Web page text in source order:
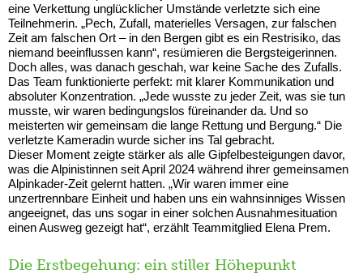
eine Verkettung unglücklicher Umstände verletzte sich eine
Teilnehmerin. „Pech, Zufall, materielles Versagen, zur falschen
Zeit am falschen Ort – in den Bergen gibt es ein Restrisiko, das
niemand beeinflussen kann“, resümieren die Bergsteigerinnen.
Doch alles, was danach geschah, war keine Sache des Zufalls.
Das Team funktionierte perfekt: mit klarer Kommunikation und
absoluter Konzentration. „Jede wusste zu jeder Zeit, was sie tun
musste, wir waren bedingungslos füreinander da. Und so
meisterten wir gemeinsam die lange Rettung und Bergung.“ Die
verletzte Kameradin wurde sicher ins Tal gebracht.
Dieser Moment zeigte stärker als alle Gipfelbesteigungen davor,
was die Alpinistinnen seit April 2024 während ihrer gemeinsamen
Alpinkader-Zeit gelernt hatten. „Wir waren immer eine
unzertrennbare Einheit und haben uns ein wahnsinniges Wissen
angeeignet, das uns sogar in einer solchen Ausnahmesituation
einen Ausweg gezeigt hat“, erzählt Teammitglied Elena Prem.
Die Erstbegehung: ein stiller Höhepunkt